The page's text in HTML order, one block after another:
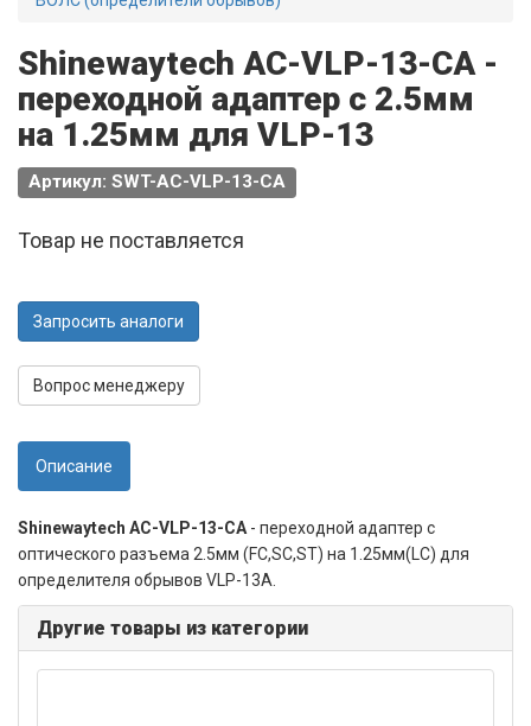
Shinewaytech AC-VLP-13-CA -
переходной адаптер с 2.5мм
на 1.25мм для VLP-13
Артикул: SWT-AC-VLP-13-CA
Товар не поставляется
Запросить аналоги
Вопрос менеджеру
Описание
Shinewaytech AC-VLP-13-CA - переходной адаптер с
оптического разъема 2.5мм (FC,SC,ST) на 1.25мм(LC) для
определителя обрывов VLP-13A.
Другие товары из категории